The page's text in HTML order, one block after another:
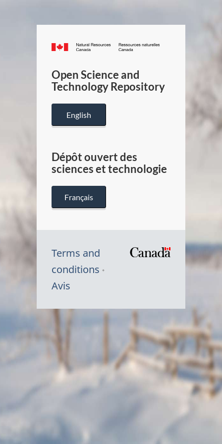
Canada.ca
/
Canada
Open Science and
Technology Repository
English
Dépôt ouvert des
sciences et technologie
Français
Terms and
conditions
Avis
Symbole
Canada